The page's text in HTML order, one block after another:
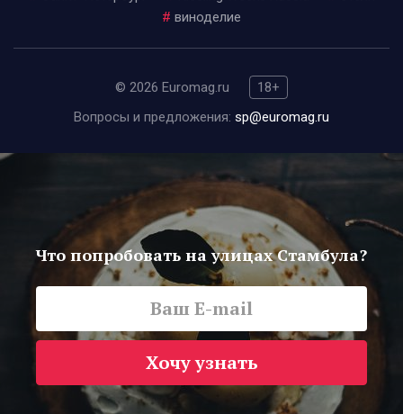
# виноделие
© 2026 Euromag.ru
18+
Вопросы и предложения: sp@euromag.ru
Что попробовать на улицах Стамбула?
Хочу узнать